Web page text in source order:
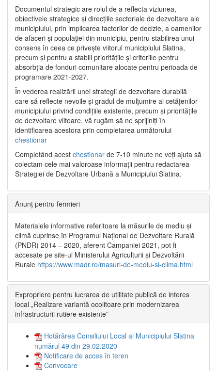
Documentul strategic are rolul de a reflecta viziunea,
obiectivele strategice și direcțiile sectoriale de dezvoltare ale
municipiului, prin implicarea factorilor de decizie, a oamenilor
de afaceri și populației din municipiu, pentru stabilirea unui
consens în ceea ce privește viitorul municipiului Slatina,
precum și pentru a stabili prioritățile și criteriile pentru
absorbția de fonduri comunitare alocate pentru perioada de
programare 2021-2027.
În vederea realizării unei strategii de dezvoltare durabilă
care să reflecte nevoile și gradul de mulțumire al cetățenilor
municipiului privind condițiile existente, precum și prioritățile
de dezvoltare viitoare, vă rugăm să ne sprijiniți în
identificarea acestora prin completarea următorului
chestionar
Completând acest chestionar de 7-10 minute ne veți ajuta să
colectam cele mai valoroase informații pentru redactarea
Strategiei de Dezvoltare Urbană a Municipiului Slatina.
Anunț pentru fermieri
Materialele informative referitoare la măsurile de mediu și
climă cuprinse în Programul Național de Dezvoltare Rurală
(PNDR) 2014 – 2020, aferent Campaniei 2021, pot fi
accesate pe site-ul Ministerului Agriculturii și Dezvoltării
Rurale https://www.madr.ro/masuri-de-mediu-si-clima.html
Expropriere pentru lucrarea de utilitate publică de interes
local „Realizare variantă ocolitoare prin modernizarea
infrastructurii rutiere existente”
Hotărârea Consiliului Local al Municipiului Slatina
numărul 49 din 29.02.2020
Notificare de acces în teren
Convocare